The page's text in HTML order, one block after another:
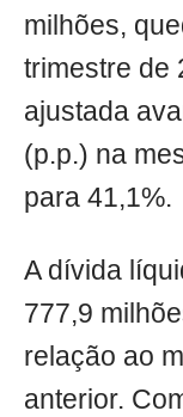
milhões,
trimestre de
ajustada
(p.p.) na
para 41,1%.
A dívida
777,9
relação ao
anterior.